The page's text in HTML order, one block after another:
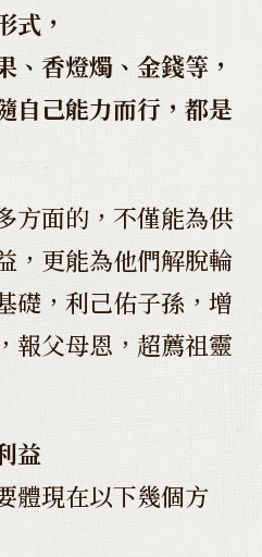
式，
、香燈燭、金錢等，
自己能力而行，都是
方面的，不僅能為供
，更能為他們解脫輪
礎，利己佑子孫，增
報父母恩，超薦祖靈
益
體現在以下幾個方